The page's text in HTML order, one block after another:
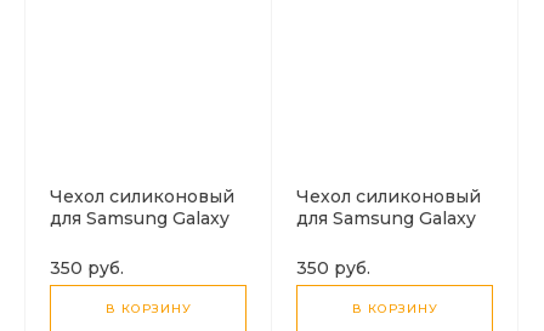
Чехол силиконовый
для Samsung Galaxy
350 руб.
В КОРЗИНУ
Чехол силиконовый
для Samsung Galaxy
камеры и без, микс,
черный
350 руб.
В КОРЗИНУ